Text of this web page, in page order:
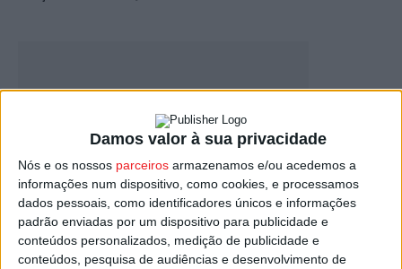
Damos valor à sua privacidade
Nós e os nossos parceiros armazenamos e/ou acedemos a
informações num dispositivo, como cookies, e processamos
dados pessoais, como identificadores únicos e informações
padrão enviadas por um dispositivo para publicidade e
conteúdos personalizados, medição de publicidade e
conteúdos, pesquisa de audiências e desenvolvimento de
Viseu: Distrito mantém cinco praias fluviais
com Qualidade de Ouro da...
Estação Diária 6 de Maio, 2026